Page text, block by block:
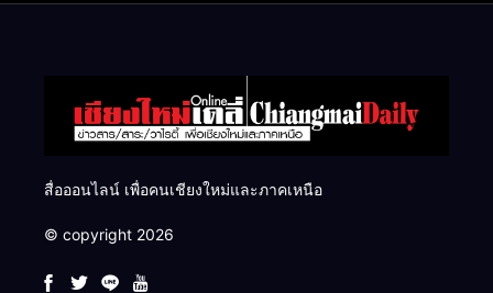
สื่อออนไลน์ เพื่อคนเชียงใหม่และภาคเหนือ
© copyright 2026